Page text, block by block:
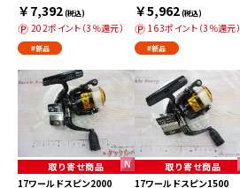
￥7,392(税込)
202ポイント（3％還元）
#新品
￥5,962(税込)
163ポイント（3％還元）
#新品
取り寄せ商品
17ワールドスピン2000
取り寄せ商品
17ワールドスピン1500